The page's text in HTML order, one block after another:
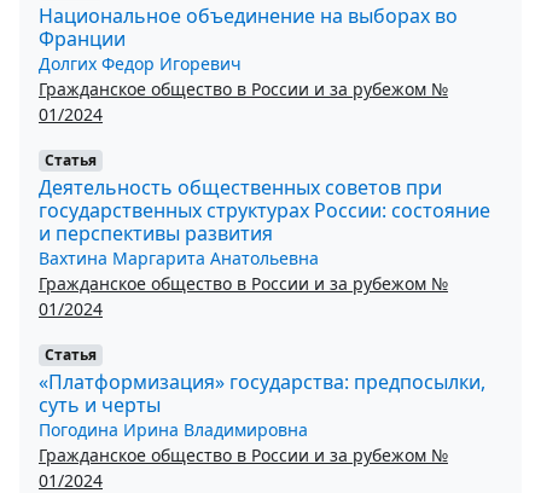
Национальное объединение на выборах во
Франции
Долгих Федор Игоревич
Гражданское общество в России и за рубежом №
01/2024
Статья
Деятельность общественных советов при
государственных структурах России: состояние
и перспективы развития
Вахтина Маргарита Анатольевна
Гражданское общество в России и за рубежом №
01/2024
Статья
«Платформизация» государства: предпосылки,
суть и черты
Погодина Ирина Владимировна
Гражданское общество в России и за рубежом №
01/2024